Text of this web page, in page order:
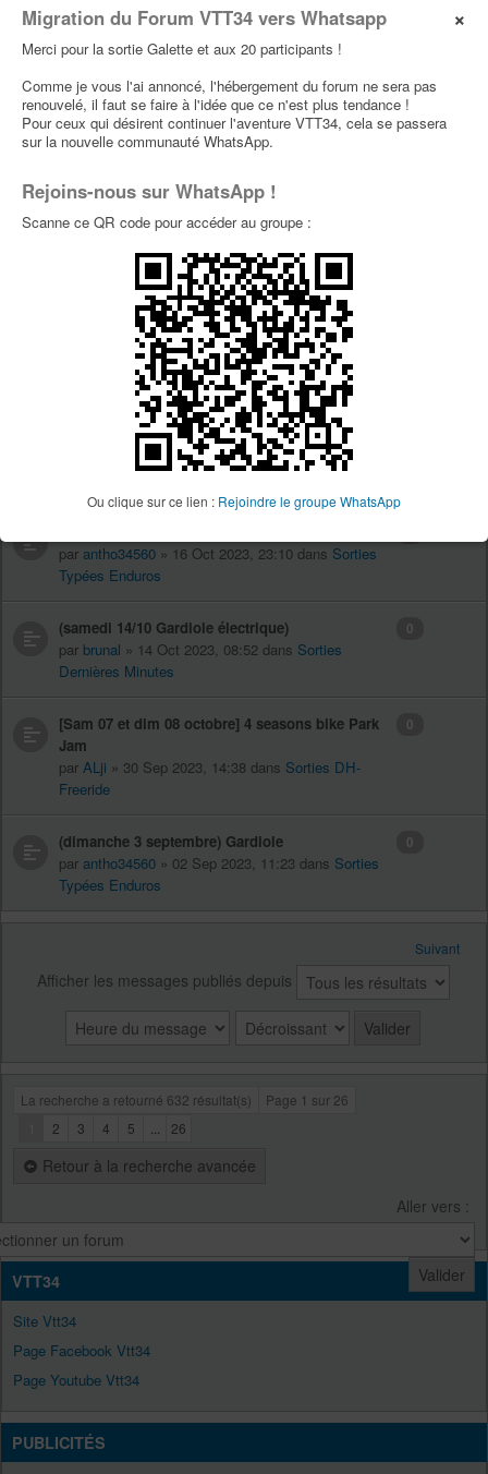
×
Migration du Forum VTT34 vers Whatsapp
Merci pour la sortie Galette et aux 20 participants !
Comme je vous l'ai annoncé, l'hébergement du forum ne sera pas
renouvelé, il faut se faire à l'idée que ce n'est plus tendance !
Pour ceux qui désirent continuer l'aventure VTT34, cela se passera
sur la nouvelle communauté WhatsApp.
Rejoins-nous sur WhatsApp !
Scanne ce QR code pour accéder au groupe :
Ou clique sur ce lien : Rejoindre le groupe WhatsApp
Enduros
parantho34560» 23 Mars 2024, 11:36 dansSorties
Typées Enduros
parALji» 23 Fév 2024, 21:45 dans
Dernières Minutes
Faute de rouler, faut rêver ....
» 09 Fév 2024, 16:08 dansPhotos et
soutien MBF
» 26 Jan 2024, 16:20 dansLe Bistrot
» 11 Nov 2023, 23:00 dansPhotos et
par antho34560 » 16 Oct 2023, 23:10 dans Sorties
Typées Enduros
(samedi 14/10 Gardiole électrique)
par brunal » 14 Oct 2023, 08:52 dans Sorties
Dernières Minutes
0
[Sam 07 et dim 08 octobre] 4 seasons bike Park
Jam
par ALji » 30 Sep 2023, 14:38 dans Sorties DH-
Freeride
0
(dimanche 3 septembre) Gardiole
par antho34560 » 02 Sep 2023, 11:23 dans Sorties
Typées Enduros
0
Suivant
Afficher les messages publiés depuis
La recherche a retourné 632 résultat(s) Page 1 sur 26
2 3 4 5 26
Retour à la recherche avancée
Aller vers :
VTT34
Site Vtt34
Page Facebook Vtt34
Page Youtube Vtt34
PUBLICITÉS